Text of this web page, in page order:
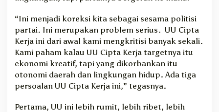
“Ini menjadi koreksi kita sebagai sesama politisi
partai. Ini merupakan problem serius. UU Cipta
Kerja ini dari awal kami mengkritisi banyak sekali.
Kami paham kalau UU Cipta Kerja targetnya itu
ekonomi kreatif, tapi yang dikorbankan itu
otonomi daerah dan lingkungan hidup. Ada tiga
persoalan UU Cipta Kerja ini,” tegasnya.
Pertama, UU ini lebih rumit, lebih ribet, lebih